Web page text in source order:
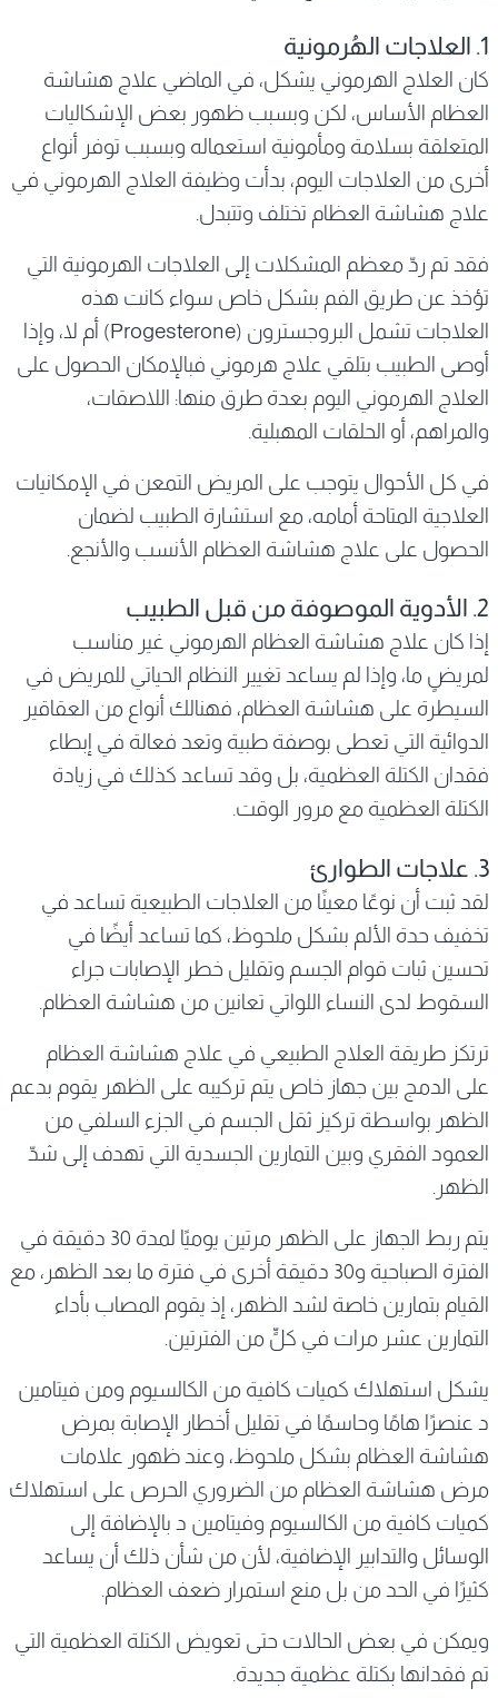
1. العلاجات الهُرمونية
كان العلاج الهرموني يشكل، في الماضي علاج هشاشة
العظام الأساس، لكن وبسبب ظهور بعض الإشكاليات
المتعلقة بسلامة ومأمونية استعماله وبسبب توفر أنواع
أخرى من العلاجات اليوم، بدأت وظيفة العلاج الهرموني في
علاج هشاشة العظام تختلف وتتبدل.
فقد تم ردّ معظم المشكلات إلى العلاجات الهرمونية التي
تؤخذ عن طريق الفم بشكل خاص سواء كانت هذه
العلاجات تشمل البروجسترون (Progesterone) أم لا، وإذا
أوصى الطبيب بتلقي علاج هرموني فبالإمكان الحصول على
العلاج الهرموني اليوم بعدة طرق منها: اللاصقات،
والمراهم، أو الحلقات المهبلية.
في كل الأحوال يتوجب على المريض التمعن في الإمكانيات
العلاجية المتاحة أمامه، مع استشارة الطبيب لضمان
الحصول على علاج هشاشة العظام الأنسب والأنجع.
2. الأدوية الموصوفة من قبل الطبيب
إذا كان علاج هشاشة العظام الهرموني غير مناسب
لمريضٍ ما، وإذا لم يساعد تغيير النظام الحياتي للمريض في
السيطرة على هشاشة العظام، فهنالك أنواع من العقاقير
الدوائية التي تعطى بوصفة طبية وتعد فعالة في إبطاء
فقدان الكتلة العظمية، بل وقد تساعد كذلك في زيادة
الكتلة العظمية مع مرور الوقت.
3. علاجات الطوارئ
لقد ثبت أن نوعًا معينًا من العلاجات الطبيعية تساعد في
تخفيف حدة الألم بشكل ملحوظ، كما تساعد أيضًا في
تحسين ثبات قوام الجسم وتقليل خطر الإصابات جراء
السقوط لدى النساء اللواتي تعانين من هشاشة العظام.
ترتكز طريقة العلاج الطبيعي في علاج هشاشة العظام
على الدمج بين جهاز خاص يتم تركيبه على الظهر يقوم بدعم
الظهر بواسطة تركيز ثقل الجسم في الجزء السلفي من
العمود الفقري وبين التمارين الجسدية التي تهدف إلى شدّ
الظهر.
يتم ربط الجهاز على الظهر مرتين يوميًا لمدة 30 دقيقة في
الفترة الصباحية و30 دقيقة أخرى في فترة ما بعد الظهر، مع
القيام بتمارين خاصة لشد الظهر، إذ يقوم المصاب بأداء
التمارين عشر مرات في كلٍّ من الفترتين.
يشكل استهلاك كميات كافية من الكالسيوم ومن فيتامين
د عنصرًا هامًا وحاسمًا في تقليل أخطار الإصابة بمرض
هشاشة العظام بشكل ملحوظ، وعند ظهور علامات
مرض هشاشة العظام من الضروري الحرص على استهلاك
كميات كافية من الكالسيوم وفيتامين د بالإضافة إلى
الوسائل والتدابير الإضافية، لأن من شأن ذلك أن يساعد
كثيرًا في الحد من بل منع استمرار ضعف العظام.
ويمكن في بعض الحالات حتى تعويض الكتلة العظمية التي
تم فقدانها بكتلة عظمية جديدة.